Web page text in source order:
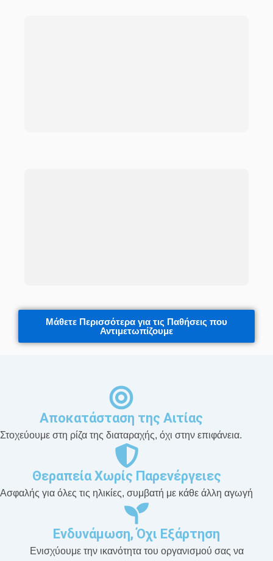
Μάθετε Περισσότερα για τις Παθήσεις που
Αντιμετωπίζουμε
Αποκατάσταση της Αιτίας
Στοχεύουμε στη ρίζα της διαταραχής, όχι στην επιφάνεια.
Θεραπεία Χωρίς Παρενέργειες
Ασφαλής για όλες τις ηλικίες, συμβατή με κάθε άλλη αγωγή
Ενδυνάμωση, Όχι Εξάρτηση
Ενισχύουμε την ικανότητα του οργανισμού σας να